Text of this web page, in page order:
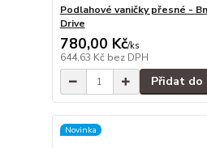
Podlahové vaničky přesné -
Drive
780,00 Kč/ks
644,63 Kč bez DPH
Přidat do
Novinka